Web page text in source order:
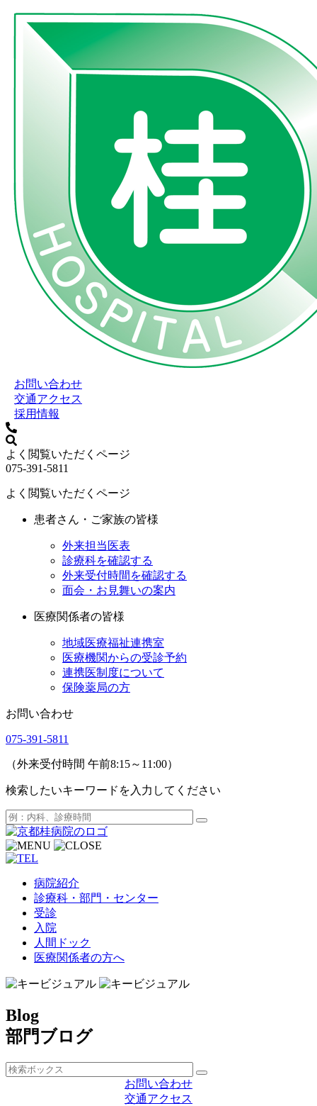
お問い合わせ
交通アクセス
採用情報
よく閲覧いただくページ
075-391-5811
よく閲覧いただくページ
患者さん・ご家族の皆様
外来担当医表
診療科を確認する
外来受付時間を確認する
面会・お見舞いの案内
医療関係者の皆様
地域医療福祉連携室
医療機関からの受診予約
連携医制度について
保険薬局の方
お問い合わせ
075-391-5811
（外来受付時間 午前8:15～11:00）
検索したいキーワードを入力してください
病院紹介
診療科・部門・センター
受診
入院
人間ドック
医療関係者の方へ
Blog
部門ブログ
お問い合わせ
交通アクセス